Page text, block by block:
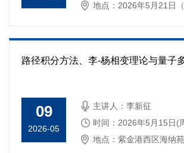
地点：2026年5月21日
路径积分方法、李-杨相变理论与量子
09
2026-05
主讲人：李新征
时间：2026年5月15日(
地点：紫金港西区海纳